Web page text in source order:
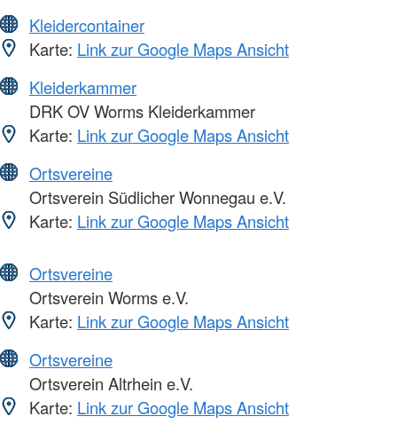
Kleidercontainer
Karte: Link zur Google Maps Ansicht
Kleiderkammer
DRK OV Worms Kleiderkammer
Karte: Link zur Google Maps Ansicht
Ortsvereine
Ortsverein Südlicher Wonnegau e.V.
Karte: Link zur Google Maps Ansicht
Ortsvereine
Ortsverein Worms e.V.
Karte: Link zur Google Maps Ansicht
Ortsvereine
Ortsverein Altrhein e.V.
Karte: Link zur Google Maps Ansicht